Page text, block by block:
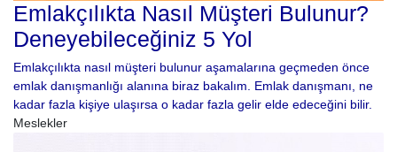
Emlakçılıkta Nasıl Müşteri Bulunur?
Deneyebileceğiniz 5 Yol
Emlakçılıkta nasıl müşteri bulunur aşamalarına geçmeden önce
emlak danışmanlığı alanına biraz bakalım. Emlak danışmanı, ne
kadar fazla kişiye ulaşırsa o kadar fazla gelir elde edeceğini bilir.
Meslekler